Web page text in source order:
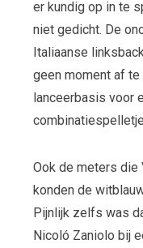
er kundig op in te
niet gedicht. De
Italiaanse
geen moment af
lanceerbasis voor
Ook de meters die
konden de
Pijnlijk zelfs was
Nicoló Zaniolo bij